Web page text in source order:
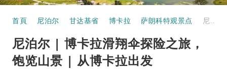
首頁 尼泊尔 甘达基省 博卡拉 萨朗科特观景点
尼泊尔 | 博卡拉滑翔伞探险之旅，
饱览山景 | 从博卡拉出发